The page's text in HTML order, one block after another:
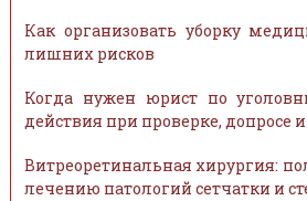
Как организовать уборку
лишних рисков
Когда нужен юрист по
действия при проверке, допросе
Витреоретинальная хирургия:
лечению патологий сетчатки и